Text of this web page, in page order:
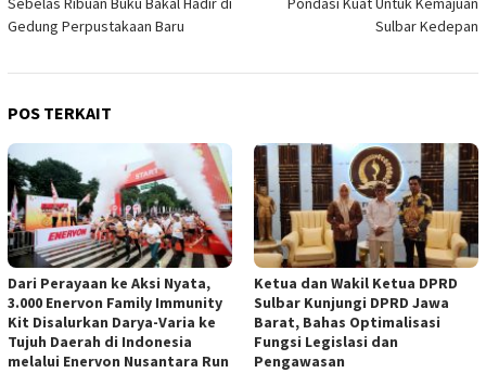
Gedung Perpustakaan Baru
Sulbar Kedepan
POS TERKAIT
Dari Perayaan ke Aksi Nyata,
3.000 Enervon Family Immunity
Kit Disalurkan Darya-Varia ke
Tujuh Daerah di Indonesia
melalui Enervon Nusantara Run
Ketua dan Wakil Ketua DPRD
Sulbar Kunjungi DPRD Jawa
Barat, Bahas Optimalisasi
Fungsi Legislasi dan
Pengawasan